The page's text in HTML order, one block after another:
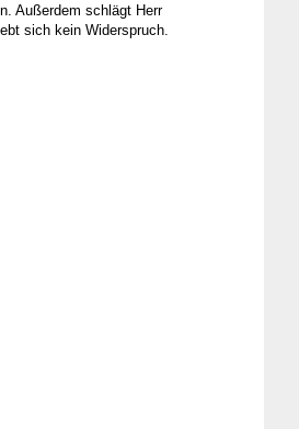
Außerdem schlägt Herr
sich kein Widerspruch.